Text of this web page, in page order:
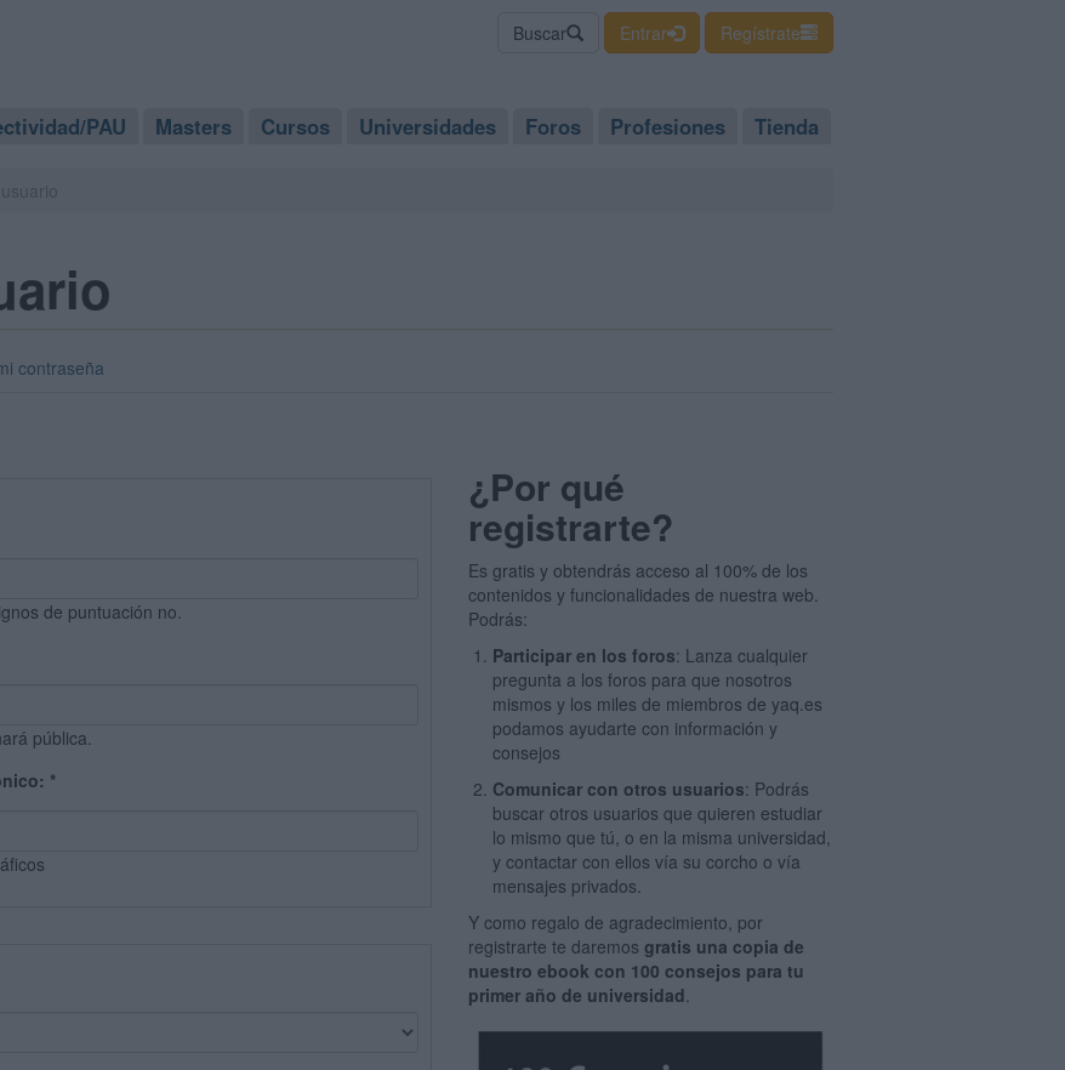
Buscar Entrar Regístrate
PAU Masters Cursos Universidades Foros Profesiones Tienda
contraseña
de puntuación no.
pública.
*
¿Por qué
registrarte?
Es gratis y obtendrás acceso al 100% de los
contenidos y funcionalidades de nuestra web.
Podrás:
Participar en los foros: Lanza cualquier
pregunta a los foros para que nosotros
mismos y los miles de miembros de yaq.es
podamos ayudarte con información y
consejos
Comunicar con otros usuarios: Podrás
buscar otros usuarios que quieren estudiar
lo mismo que tú, o en la misma universidad,
y contactar con ellos vía su corcho o vía
mensajes privados.
Y como regalo de agradecimiento, por
registrarte te daremosgratis una copia de
nuestro ebook con 100 consejos para tu
primer año de universidad.